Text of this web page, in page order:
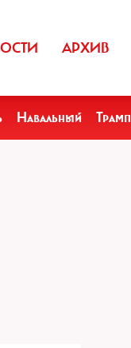
АРХИВ
Навальный Трамп